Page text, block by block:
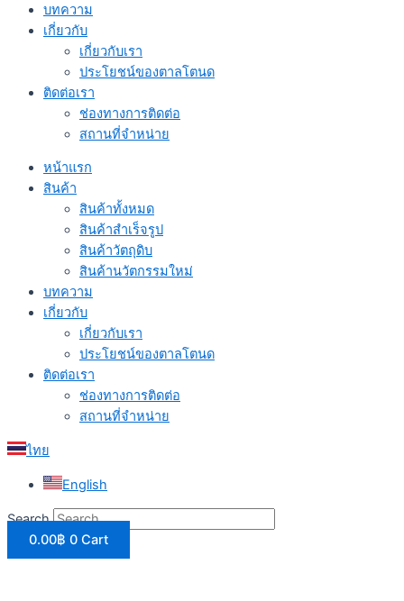
บทความ
เกี่ยวกับ
เกี่ยวกับเรา
ประโยชน์ของตาลโตนด
ติดต่อเรา
ช่องทางการติดต่อ
สถานที่จำหน่าย
หน้าแรก
สินค้า
สินค้าทั้งหมด
สินค้าสำเร็จรูป
สินค้าวัตถุดิบ
สินค้านวัตกรรมใหม่
บทความ
เกี่ยวกับ
เกี่ยวกับเรา
ประโยชน์ของตาลโตนด
ติดต่อเรา
ช่องทางการติดต่อ
สถานที่จำหน่าย
ไทย
English
Search
0.00฿ 0 Cart